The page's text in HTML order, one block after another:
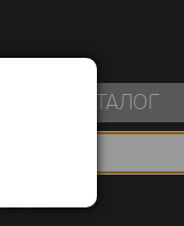
КАТАЛОГ